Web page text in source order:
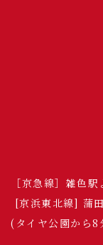
［京急線］雑色
[京浜東北線] 蒲
(タイヤ公園から